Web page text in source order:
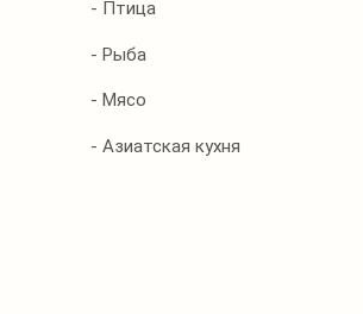
- Птица
- Рыба
- Мясо
- Азиатская кухня